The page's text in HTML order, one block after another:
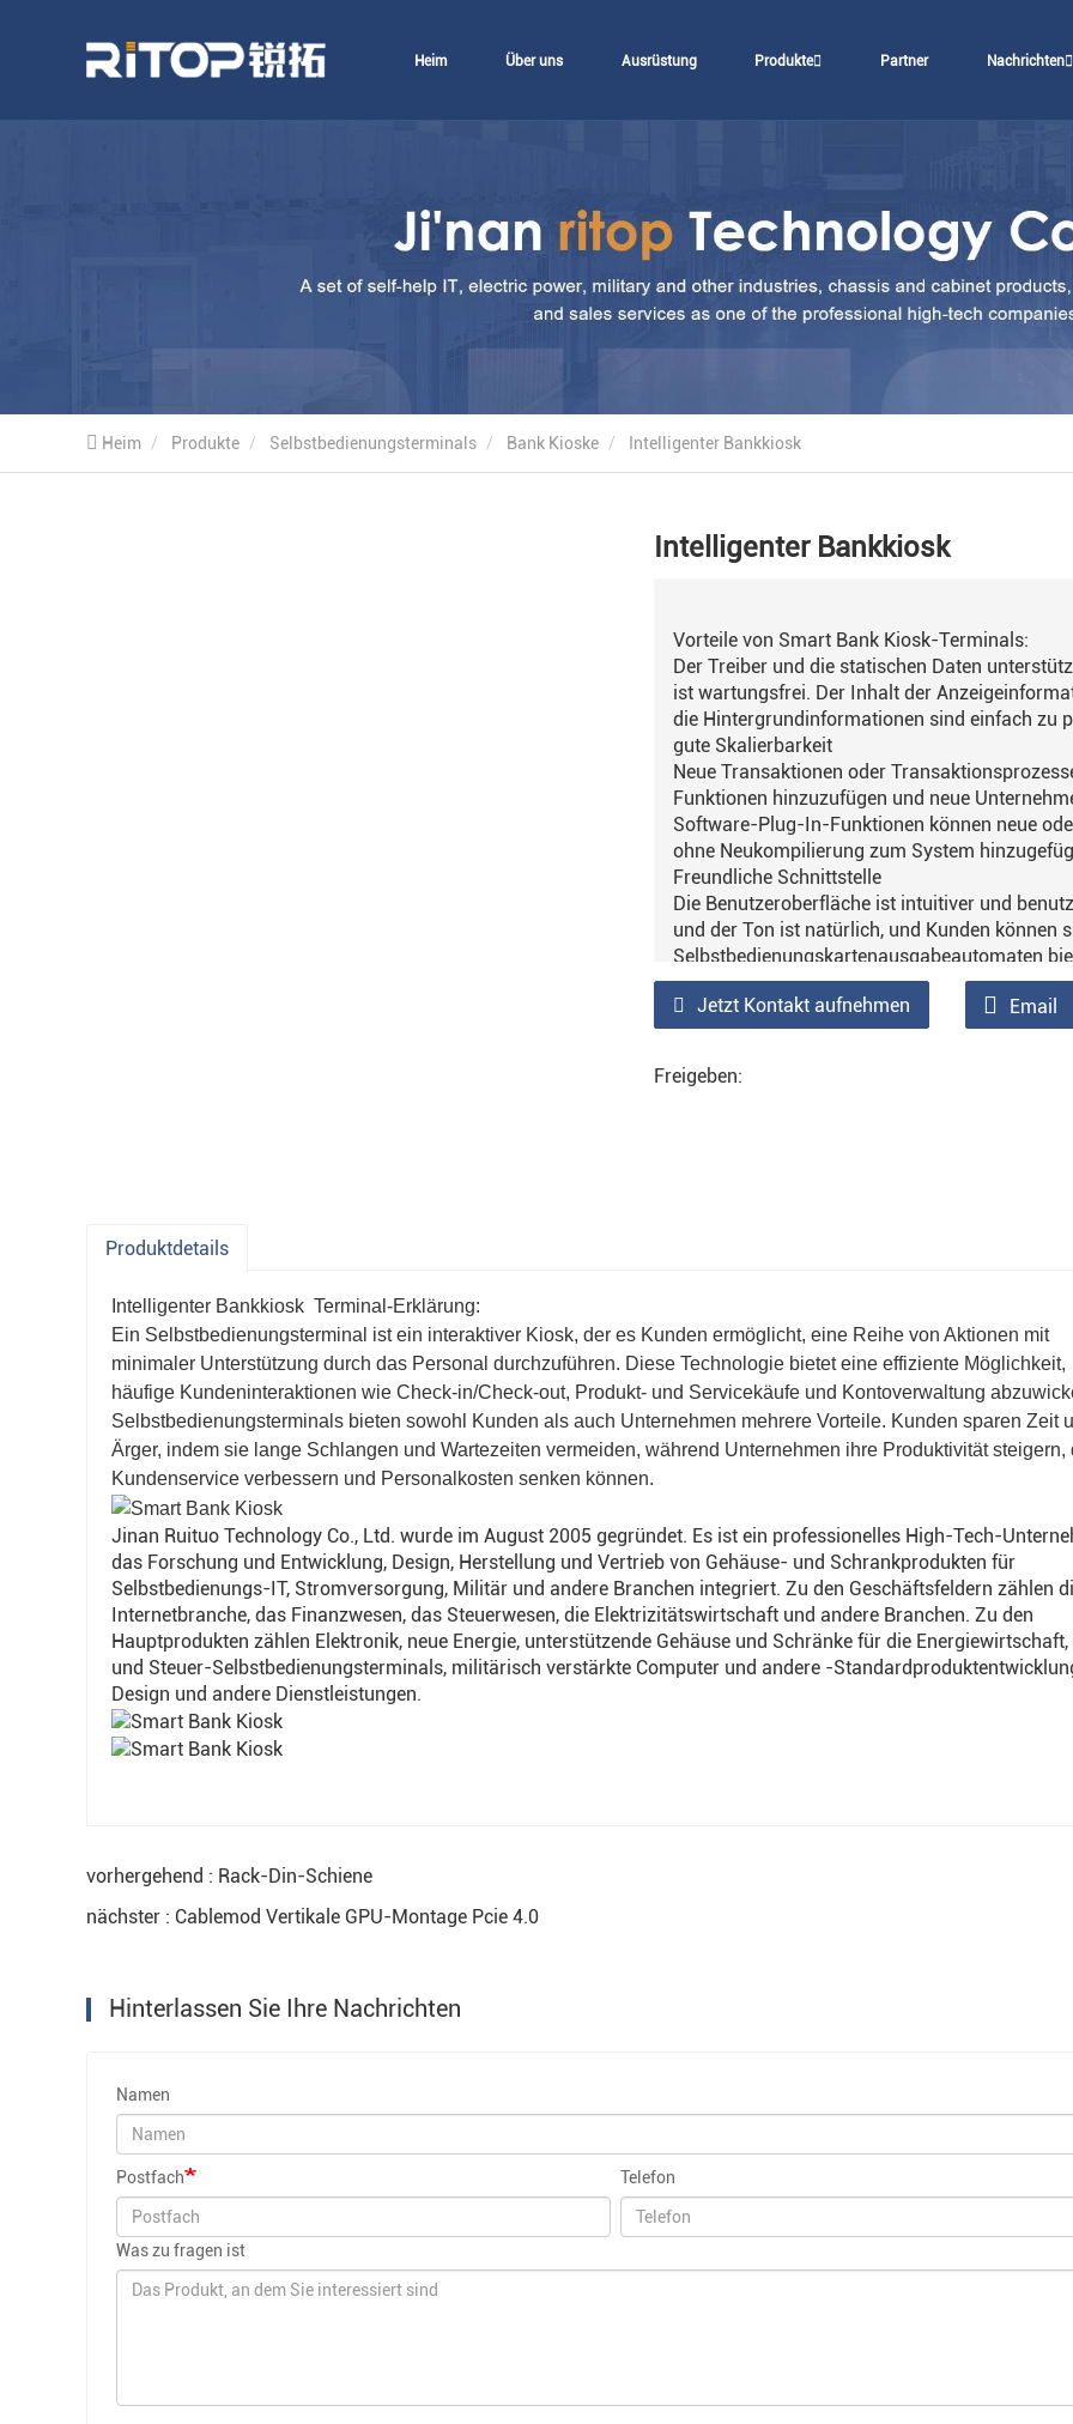
Heim Über uns Ausrüstung Produkte Partner Nachrichten
Heim Produkte Selbstbedienungsterminals Bank Kioske Intelligenter Bankkiosk
Intelligenter Bankkiosk
Vorteile von Smart Bank Kiosk-Terminals:
Der Treiber und die statischen Daten
ist wartungsfrei. Der Inhalt der
die Hintergrundinformationen sind einfach zu
gute Skalierbarkeit
Neue Transaktionen oder
Funktionen hinzuzufügen und neue
Software-Plug-In-Funktionen können neue
ohne Neukompilierung zum System
Freundliche Schnittstelle
Die Benutzeroberfläche ist intuitiver und
und der Ton ist natürlich, und Kunden können
Selbstbedienungskartenausgabeautomaten
Wartungsoberfläche, und
tägliche Wartungsarbeiten durchführen.
hohe Betriebseffizienz
Mithilfe des schnellen und effizienten
hohem Durchsatz unterstützt und intelligente
Jetzt Kontakt aufnehmen Email
Freigeben:
Produktdetails
Intelligenter Bankkiosk Terminal-Erklärung:
Ein Selbstbedienungsterminal ist ein interaktiver Kiosk, der es Kunden ermöglicht, eine Reihe von Aktionen mit
minimaler Unterstützung durch das Personal durchzuführen. Diese Technologie bietet eine effiziente Möglichkeit,
häufige Kundeninteraktionen wie Check-in/Check-out, Produkt- und Servicekäufe und Kontoverwaltung
Selbstbedienungsterminals bieten sowohl Kunden als auch Unternehmen mehrere Vorteile. Kunden sparen Zeit
Ärger, indem sie lange Schlangen und Wartezeiten vermeiden, während Unternehmen ihre Produktivität steigern,
Kundenservice verbessern und Personalkosten senken können.
Jinan Ruituo Technology Co., Ltd. wurde im August 2005 gegründet. Es ist ein professionelles High-Tech-
das Forschung und Entwicklung, Design, Herstellung und Vertrieb von Gehäuse- und Schrankprodukten für
Selbstbedienungs-IT, Stromversorgung, Militär und andere Branchen integriert. Zu den Geschäftsfeldern zählen
Internetbranche, das Finanzwesen, das Steuerwesen, die Elektrizitätswirtschaft und andere Branchen. Zu den
Hauptprodukten zählen Elektronik, neue Energie, unterstützende Gehäuse und Schränke für die
und Steuer-Selbstbedienungsterminals, militärisch verstärkte Computer und andere -
Design und andere Dienstleistungen.
vorhergehend : Rack-Din-Schiene
nächster : Cablemod Vertikale GPU-Montage Pcie 4.0
Hinterlassen Sie Ihre Nachrichten
Namen
Postfach Telefon
Was zu fragen ist